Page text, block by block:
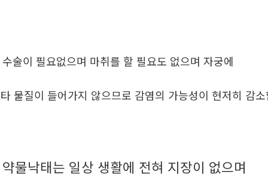
술이 필요없으며 마취를 할 필요도 없으며 자궁에
물질이 들어가지 않으므로 감염의 가능성이 현저히 감
약물낙태는 일상 생활에 전혀 지장이 없으며